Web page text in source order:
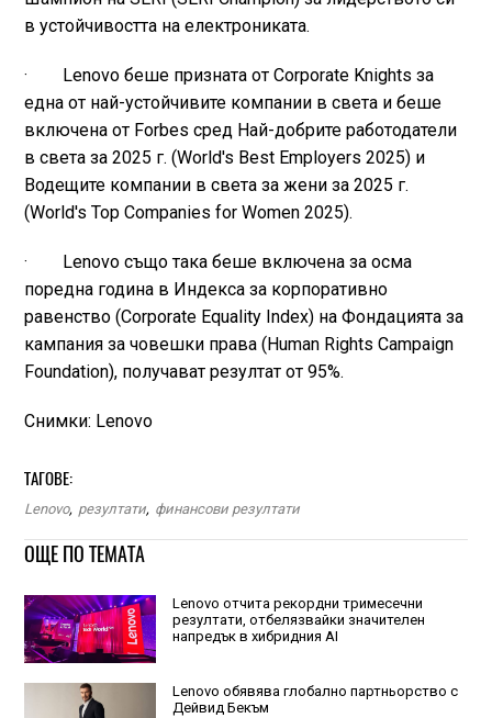
в устойчивостта на електрониката.
· Lenovo беше призната от Corporate Knights за
една от най-устойчивите компании в света и беше
включена от Forbes сред Най-добрите работодатели
в света за 2025 г. (World's Best Employers 2025) и
Водещите компании в света за жени за 2025 г.
(World's Top Companies for Women 2025).
· Lenovo също така беше включена за осма
поредна година в Индекса за корпоративно
равенство (Corporate Equality Index) на Фондацията за
кампания за човешки права (Human Rights Campaign
Foundation), получават резултат от 95%.
Снимки: Lenovo
ТАГОВЕ:
Lenovo, резултати, финансови резултати
ОЩЕ ПО ТЕМАТА
Lenovo отчита рекордни тримесечни
резултати, отбелязвайки значителен
напредък в хибридния AI
Lenovo обявява глобално партньорство с
Дейвид Бекъм